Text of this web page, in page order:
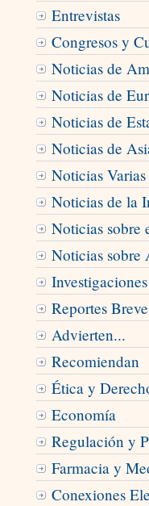
Entrevistas
Congresos y
Noticias de
Noticias de
Noticias de
Noticias de
Noticias Varias
Noticias de la
Noticias sobre
Noticias sobre
Investigaciones
Reportes
Advierten...
Recomiendan
Ética y
Economía
Regulación y
Farmacia y
Conexiones